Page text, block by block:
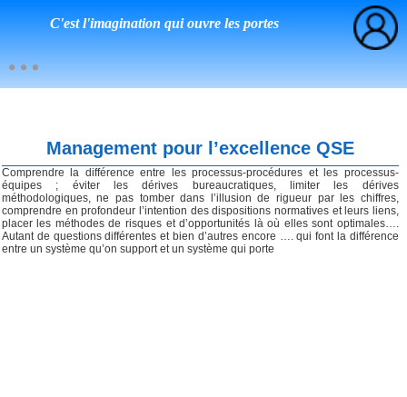
C'est l'imagination qui ouvre les portes
Management pour l’excellence QSE
Comprendre la différence entre les processus-procédures et les processus-
équipes ; éviter les dérives bureaucratiques, limiter les dérives
méthodologiques, ne pas tomber dans l’illusion de rigueur par les chiffres,
comprendre en profondeur l’intention des dispositions normatives et leurs liens,
placer les méthodes de risques et d’opportunités là où elles sont optimales….
Autant de questions différentes et bien d’autres encore …. qui font la différence
entre un système qu’on support et un système qui porte